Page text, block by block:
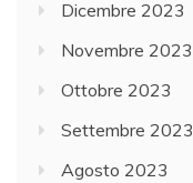
Dicembre 2023
Novembre 2023
Ottobre 2023
Settembre 2023
Agosto 2023